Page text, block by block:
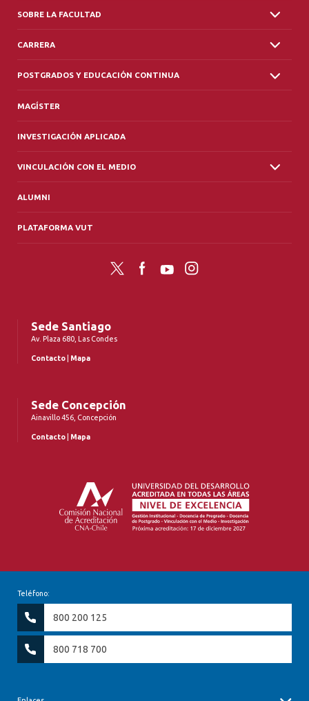
SOBRE LA FACULTAD
CARRERA
POSTGRADOS Y EDUCACIÓN CONTINUA
MAGÍSTER
INVESTIGACIÓN APLICADA
VINCULACIÓN CON EL MEDIO
ALUMNI
PLATAFORMA VUT
Twitter FacebookYouTubeInstagram
Sede Santiago
Av. Plaza 680, Las Condes
Contacto Mapa
Sede Concepción
Ainavillo 456, Concepción
Contacto Mapa
Teléfono:
800 200 125
800 718 700